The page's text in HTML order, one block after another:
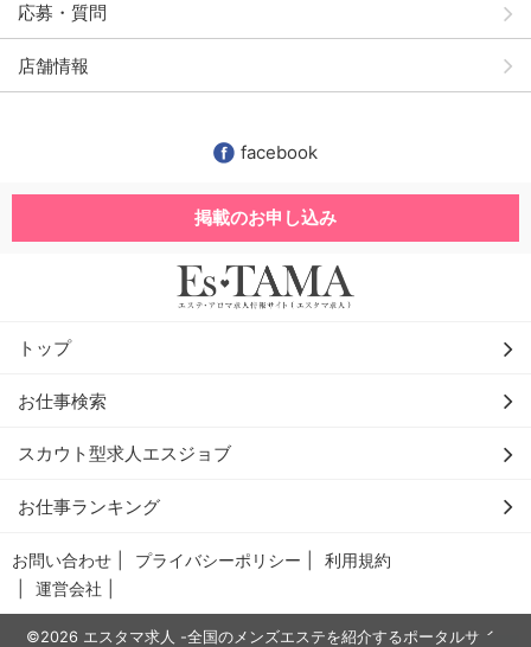
応募・質問
店舗情報
facebook
掲載のお申し込み
トップ
お仕事検索
スカウト型求人エスジョブ
お仕事ランキング
お問い合わせ プライバシーポリシー
利用規約
運営会社
©2026 エスタマ求人 -全国のメンズエステを紹介するポータルサイ